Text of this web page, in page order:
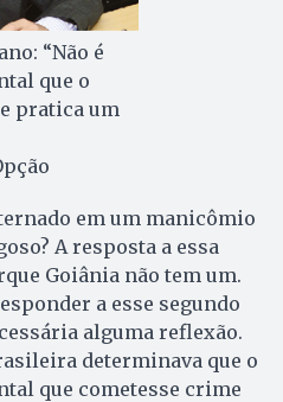
“Não é
que o
pratica um
em um manicômio
A resposta a essa
Goiânia não tem um.
a esse segundo
alguma reflexão.
determinava que o
que cometesse crime